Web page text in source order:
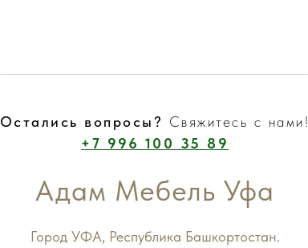
Остались вопросы? Свяжитесь с нами!
+7 996 100 35 89
Адам Мебель Уфа
Город УФА, Республика Башкортостан.